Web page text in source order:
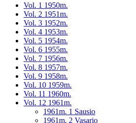
Vol. 1 1950m.
Vol. 2 1951m.
Vol. 3 1952m.
Vol. 4 1953m.
Vol. 5 1954m.
Vol. 6 1955m.
Vol. 7 1956m.
Vol. 8 1957m.
Vol. 9 1958m.
Vol. 10 1959m.
Vol. 11 1960m.
Vol. 12 1961m.
1961m. 1 Sausio
1961m. 2 Vasario